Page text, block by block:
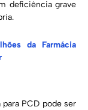
deficiência grave
da Farmácia
PCD pode ser